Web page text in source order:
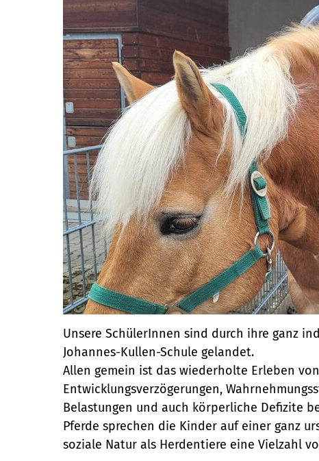
Unsere SchülerInnen sind durch ihre ganz
Johannes-Kullen-Schule gelandet.
Allen gemein ist das wiederholte Erleben
Entwicklungsverzögerungen,
Belastungen und auch körperliche Defizite
Pferde sprechen die Kinder auf einer ganz
soziale Natur als Herdentiere eine Vielzahl